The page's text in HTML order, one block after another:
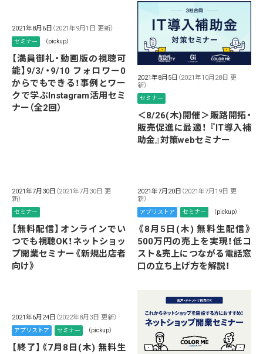
2021年8月6日 （2021年9月1日 更新）
セミナー （pickup）
【満員御礼・動画版の視聴可
能】9/3/・9/10 フォロワー0
からでもできる！事例とワー
クで学ぶInstagram活用セミ
ナー（全2回）
2021年8月5日 （2021年10月28日 更
新）
セミナー
＜8/26(木)開催＞販路開拓・
販売促進に最適！ 『IT導入補
助金』対策webセミナー
2021年7月30日 （2021年7月30日 更
新）
セミナー
【無料配信】オンラインでい
つでも視聴OK！ネットショッ
プ開業セミナー《新規出店者
向け》
2021年7月20日 （2021年7月19日 更
新）
アプリストア セミナー （pickup）
《8月5日(木) 無料生配信》
500万円の売上を実現！低コ
スト&売上につながる電話窓
口の立ち上げ方を解説！
2021年6月24日 （2022年8月3日 更新）
アプリストア セミナー （pickup）
【終了】《7月8日(木) 無料生